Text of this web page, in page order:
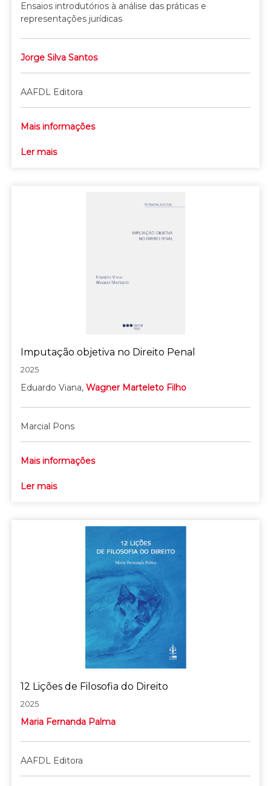
Ensaios introdutórios à análise das práticas e
representações jurídicas
Jorge Silva Santos
AAFDL Editora
Mais informações
Ler mais
Imputação objetiva no Direito Penal
2025
Eduardo Viana,Wagner Marteleto Filho
Marcial Pons
Mais informações
Ler mais
12 Lições de Filosofia do Direito
2025
Maria Fernanda Palma
AAFDL Editora